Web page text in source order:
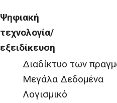
Ψηφιακή
τεχνολογία/
εξειδίκευση
Διαδίκτυο των
Μεγάλα Δεδομένα
Λογισμικό